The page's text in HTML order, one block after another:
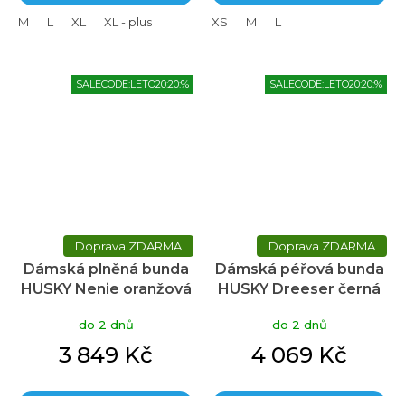
M L XL XL - plus XS M L
SALECODE:LETO20:20:%
ZDARMA
Dámská plněná bunda
HUSKY Nenie oranžová
do 2 dnů
3 849 Kč
SALECODE:LETO20:20:%
ZDARMA
Dámská péřová bunda
HUSKY Dreeser černá
do 2 dnů
4 069 Kč